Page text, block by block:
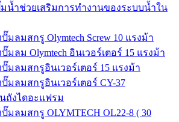
น้ำช่วยเสริมการทำงานของระบบน้ำใน
มลมสกรู Olymtech Screw 10 แรงม้า
มลม Olymtech อินเวอร์เตอร์ 15 แรงม้า
มลมสกรูอินเวอร์เตอร์ 15 แรงม้า
มลมสกรูอินเวอร์เตอร์ CY-37
ถังไดอะแฟรม
มลมสกรู OLYMTECH OL22-8 ( 30